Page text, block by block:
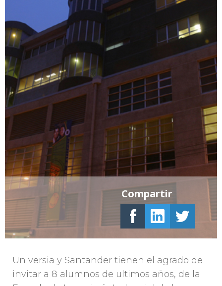
Universia y Santander tienen el agrado de
invitar a 8 alumnos de ultimos años, de la
Compartir